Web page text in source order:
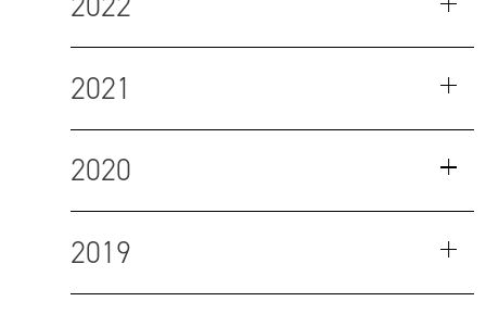
2021
2020
2019